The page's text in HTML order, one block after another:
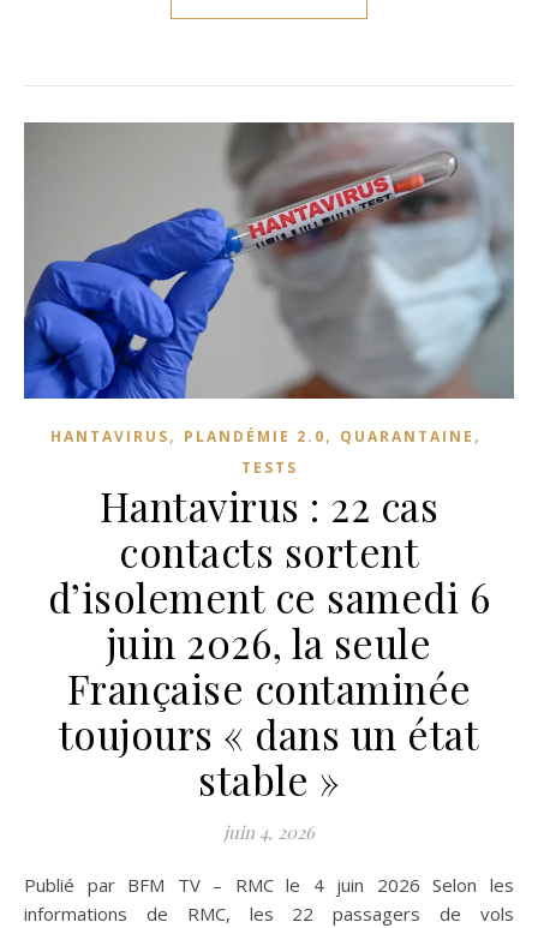
HANTAVIRUS, PLANDÉMIE 2.0, QUARANTAINE ,
TESTS
Hantavirus : 22 cas
contacts sortent
d’isolement ce samedi 6
juin 2026, la seule
Française contaminée
toujours « dans un état
stable »
juin 4, 2026
Publié par BFM TV – RMC le 4 juin 2026 Selon les
informations de RMC, les 22 passagers de vols